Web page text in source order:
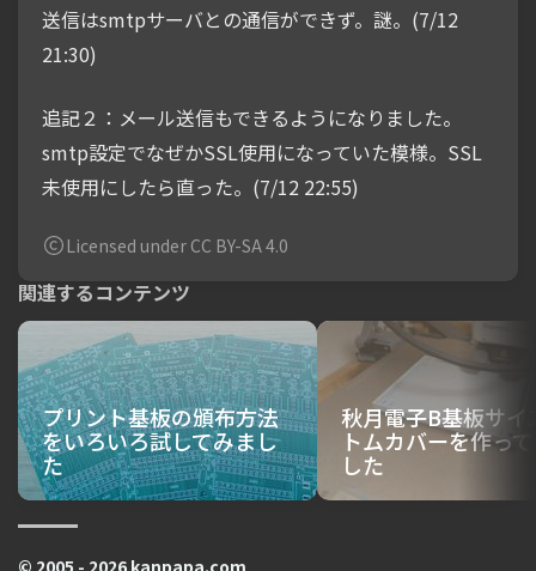
送信はsmtpサーバとの通信ができず。謎。(7/12
21:30)
追記２：メール送信もできるようになりました。
smtp設定でなぜかSSL使用になっていた模様。SSL
未使用にしたら直った。(7/12 22:55)
Licensed under CC BY-SA 4.0
関連するコンテンツ
プリント基板の頒布方法
をいろいろ試してみまし
た
秋月電子B基板サイ
トムカバーを作っ
した
© 2005 - 2026 kanpapa.com